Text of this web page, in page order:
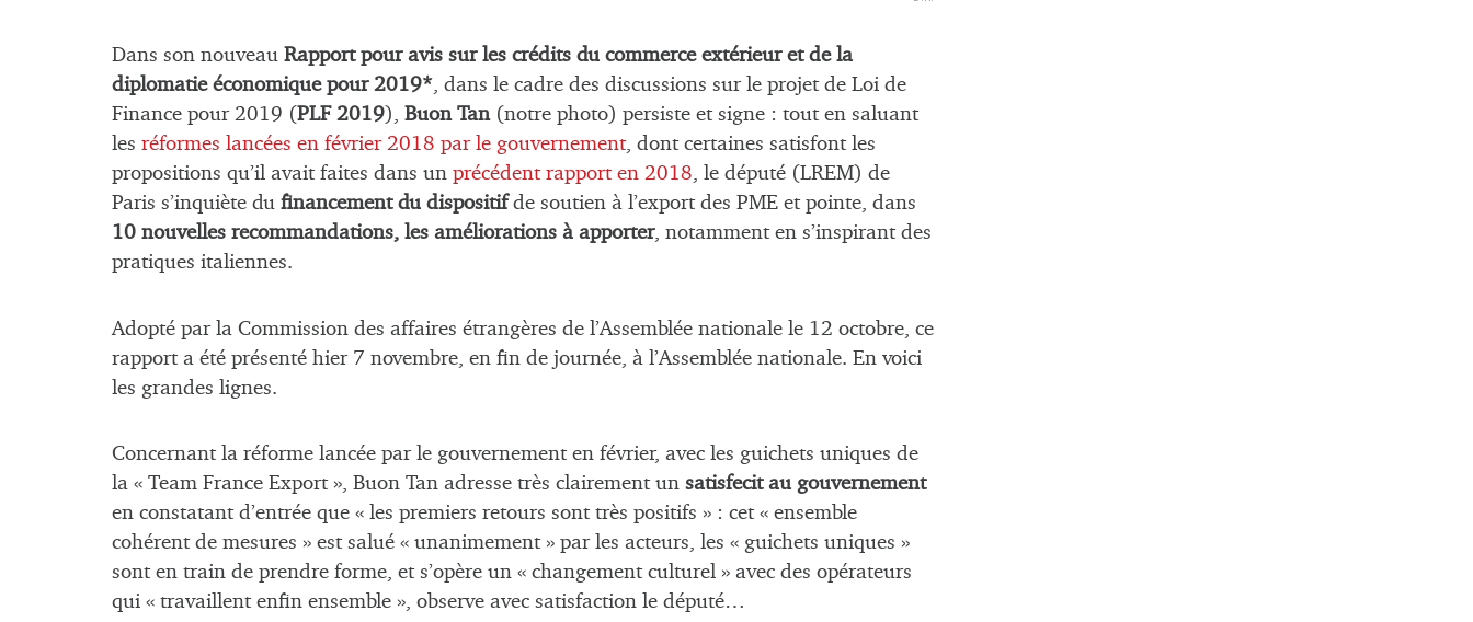
Dans son nouveau Rapport pour avis sur les crédits du commerce extérieur et de la
diplomatie économique pour 2019*, dans le cadre des discussions sur le projet de Loi de
Finance pour 2019 (PLF 2019), Buon Tan(notre photo) persiste et signe : tout en saluant
les réformes lancées en février 2018 par le gouvernement, dont certaines satisfont les
propositions qu’il avait faites dans un précédent rapport en 2018, le député (LREM) de
Paris s’inquiète du financement du dispositif de soutien à l’export des PME et pointe, dans
10 nouvelles recommandations, les améliorations à apporter, notamment en s’inspirant des
pratiques italiennes.
Adopté par la Commission des affaires étrangères de l’Assemblée nationale le 12 octobre, ce
rapport a été présenté hier 7 novembre, en fin de journée, à l’Assemblée nationale. En voici
les grandes lignes.
Concernant la réforme lancée par le gouvernement en février, avec les guichets uniques de
la « Team France Export », Buon Tan adresse très clairement un satisfecit au gouvernement
en constatant d’entrée que « les premiers retours sont très positifs » : cet « ensemble
cohérent de mesures » est salué « unanimement » par les acteurs, les « guichets uniques »
sont en train de prendre forme, et s’opère un « changement culturel » avec des opérateurs
qui « travaillent enfin ensemble », observe avec satisfaction le député…